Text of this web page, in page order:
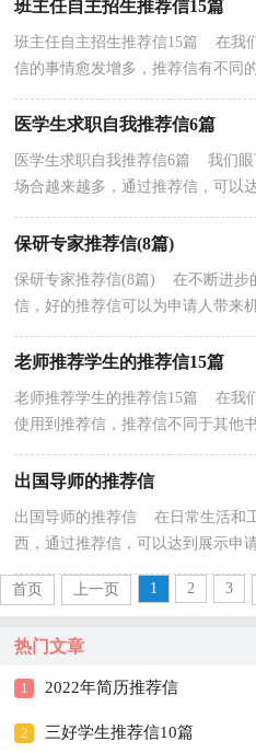
班主任自主招生推荐信15篇
班主任自主招生推荐信15篇 在我
信的事情愈发增多，推荐信有不同
医学生求职自我推荐信6篇
医学生求职自我推荐信6篇 我们
场合越来越多，通过推荐信，可以
考自己需要的推荐信吧！以下是小
保研专家推荐信(8篇)
保研专家推荐信(8篇) 在不断进步
信，好的推荐信可以为申请人带来
老师推荐学生的推荐信15篇
老师推荐学生的推荐信15篇 在我
使用到推荐信，推荐信不同于其他
了解过推荐信吗？以下是小编整理
出国导师的推荐信
出国导师的推荐信 在日常生活和
西，通过推荐信，可以达到展示申
首页
上一页 1 2 3
热门文章
1 2022年简历推荐信
2 三好学生推荐信10篇